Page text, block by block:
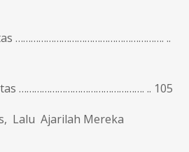
…………………………………………………. ..
…………………………………………. .. 105
Lalu Ajarilah Mereka